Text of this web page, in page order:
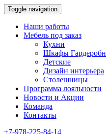
Toggle navigation
Наши работы
Мебель под заказ
Кухни
Шкафы
Детские
Дизайн интерьера
Столешницы
Программа лояльности
Новости и Акции
Команда
Контакты
+7-978-225-84-14